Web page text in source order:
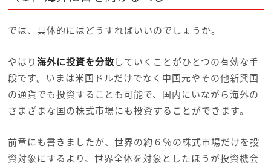
では、具体的にはどうすればいいのでしょうか。
やはり海外に投資を分散していくことがひとつの有効な手
段です。いまは米国ドルだけでなく中国元やその他新興国
の通貨でも投資することも可能で、国内にいながら海外の
さまざまな国の株式市場にも投資することができます。
前章にも書きましたが、世界の約６％の株式市場だけを投
資対象にするより、世界全体を対象としたほうが投資機会